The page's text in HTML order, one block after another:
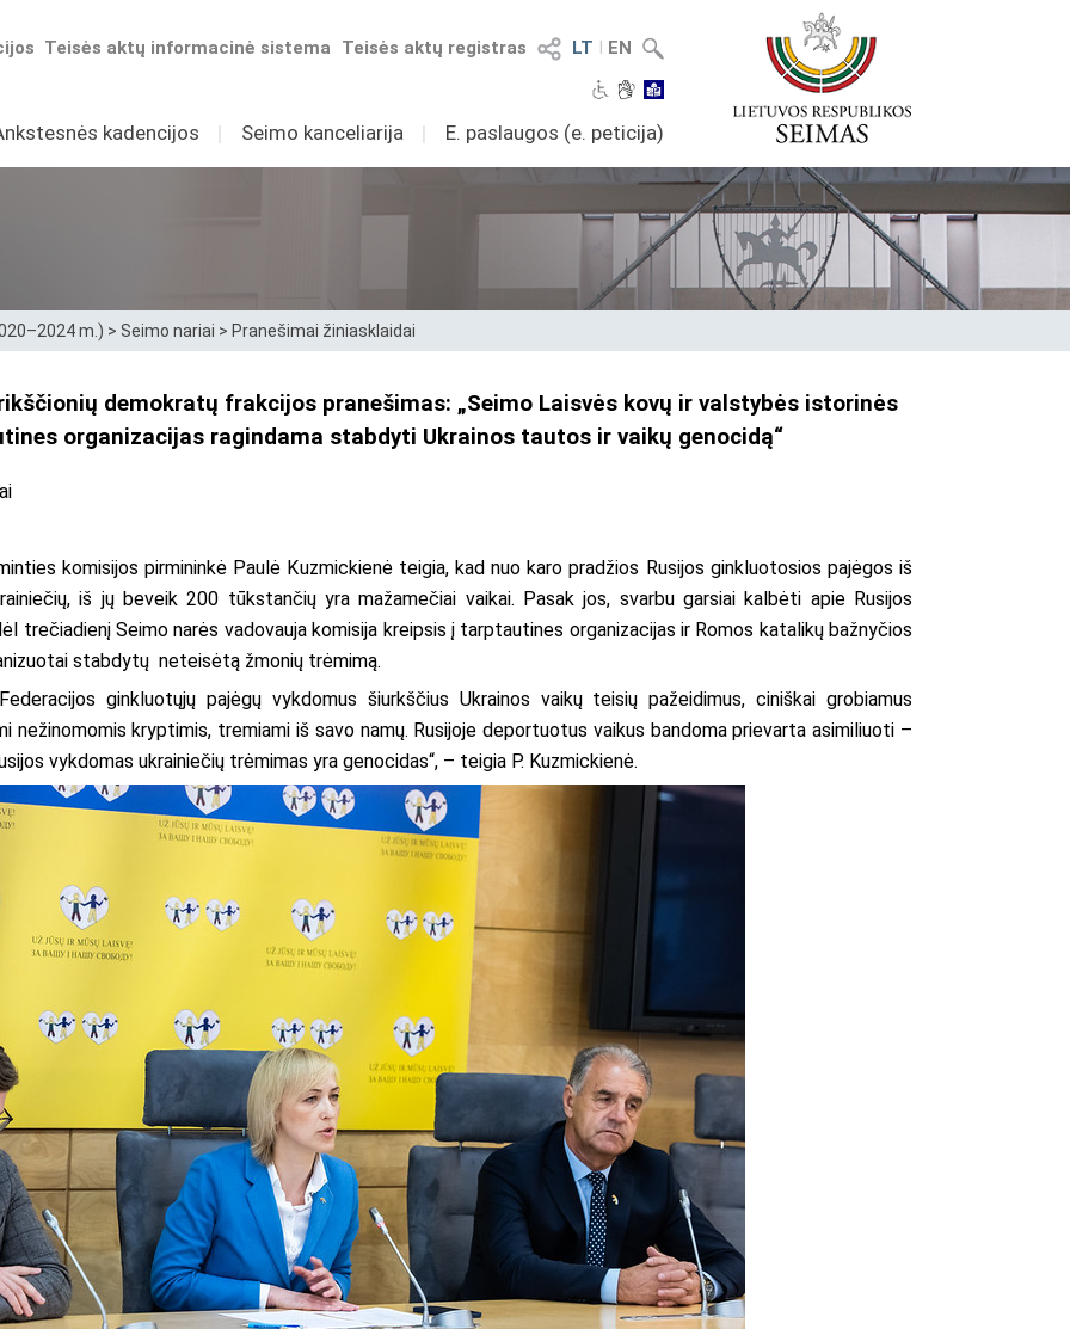
LT I EN
Teisės aktų registras
Teisės aktų informacinė sistema
kadencijos I Seimo kanceliarija I E. paslaugos (e. peticija)
m.) > Seimo nariai > Pranešimai žiniasklaidai
demokratų frakcijos pranešimas: „Seimo Laisvės kovų ir valstybės istorinės
organizacijas ragindama stabdyti Ukrainos tautos ir vaikų genocidą“
komisijos pirmininkė Paulė Kuzmickienė teigia, kad nuo karo pradžios Rusijos ginkluotosios pajėgos iš
iš jų beveik 200 tūkstančių yra mažamečiai vaikai. Pasak jos, svarbu garsiai kalbėti apie Rusijos
trečiadienį Seimo narės vadovauja komisija kreipsis į tarptautines organizacijas ir Romos katalikų bažnyčios
stabdytų neteisėtą žmonių trėmimą.
ginkluotųjų pajėgų vykdomus šiurkščius Ukrainos vaikų teisių pažeidimus, ciniškai grobiamus
nežinomomis kryptimis, tremiami iš savo namų. Rusijoje deportuotus vaikus bandoma prievarta asimiliuoti –
vykdomas ukrainiečių trėmimas yra genocidas“, – teigia P. Kuzmickienė.